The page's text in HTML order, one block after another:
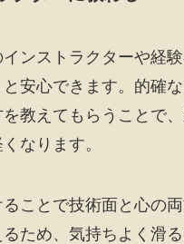
インストラクターや経
と安心できます。的確
教えてもらうことで
なります。
ことで技術面と心の
るため、気持ちよく滑